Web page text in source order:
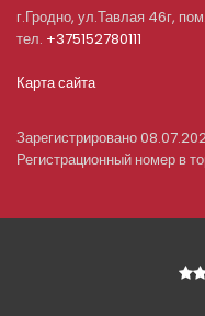
г.Гродно, ул.Тавлая 46г,
тел. +375152780111
Карта сайта
Зарегистрировано
Регистрационный номер в